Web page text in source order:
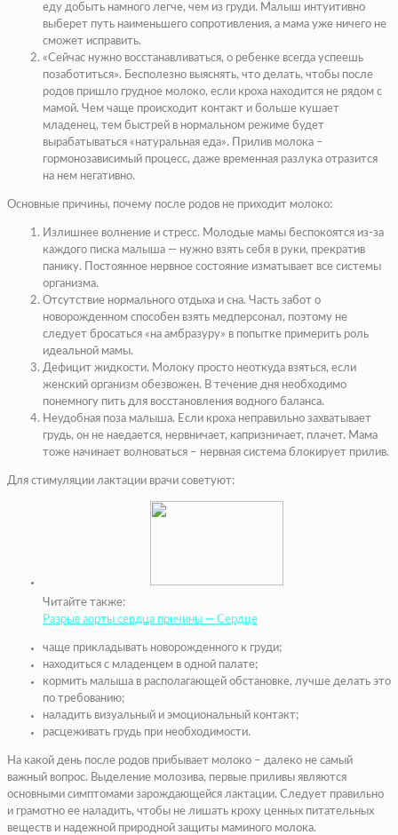
еду добыть намного легче, чем из груди. Малыш интуитивно
выберет путь наименьшего сопротивления, а мама уже ничего не
сможет исправить.
«Сейчас нужно восстанавливаться, о ребенке всегда успеешь
позаботиться». Бесполезно выяснять, что делать, чтобы после
родов пришло грудное молоко, если кроха находится не рядом с
мамой. Чем чаще происходит контакт и больше кушает
младенец, тем быстрей в нормальном режиме будет
вырабатываться «натуральная еда». Прилив молока –
гормонозависимый процесс, даже временная разлука отразится
на нем негативно.
Основные причины, почему после родов не приходит молоко:
Излишнее волнение и стресс. Молодые мамы беспокоятся из-за
каждого писка малыша — нужно взять себя в руки, прекратив
панику. Постоянное нервное состояние изматывает все системы
организма.
Отсутствие нормального отдыха и сна. Часть забот о
новорожденном способен взять медперсонал, поэтому не
следует бросаться «на амбразуру» в попытке примерить роль
идеальной мамы.
Дефицит жидкости. Молоку просто неоткуда взяться, если
женский организм обезвожен. В течение дня необходимо
понемногу пить для восстановления водного баланса.
Неудобная поза малыша. Если кроха неправильно захватывает
грудь, он не наедается, нервничает, капризничает, плачет. Мама
тоже начинает волноваться – нервная система блокирует прилив.
Для стимуляции лактации врачи советуют:
Читайте также:
Разрыв аорты сердца причины — Сердце
чаще прикладывать новорожденного к груди;
находиться с младенцем в одной палате;
кормить малыша в располагающей обстановке, лучше делать это
по требованию;
наладить визуальный и эмоциональный контакт;
расцеживать грудь при необходимости.
На какой день после родов прибывает молоко – далеко не самый
важный вопрос. Выделение молозива, первые приливы являются
основными симптомами зарождающейся лактации. Следует правильно
и грамотно ее наладить, чтобы не лишать кроху ценных питательных
веществ и надежной природной защиты маминого молока.